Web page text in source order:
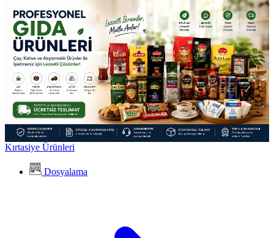
Kırtasiye Ürünleri
Dosyalama